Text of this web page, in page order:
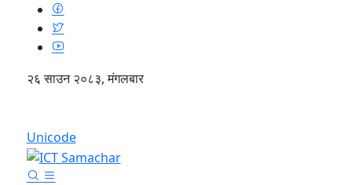
२६ साउन २०८३, मंगलबार
Unicode